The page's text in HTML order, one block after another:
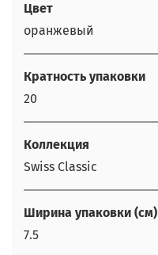
Цвет
оранжевый
Кратность упаковки
20
Коллекция
Swiss Classic
Ширина упаковки (см)
7.5